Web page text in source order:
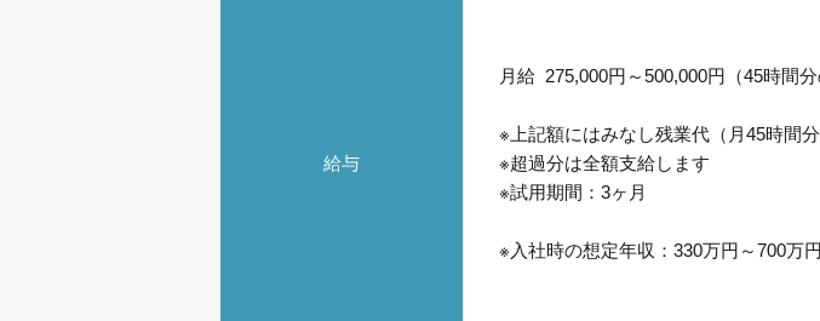
給与
月給 275,000円～500,000円（45時間
※上記額にはみなし残業代（月45時間
※超過分は全額支給します
※試用期間：3ヶ月
※入社時の想定年収：330万円～700万円